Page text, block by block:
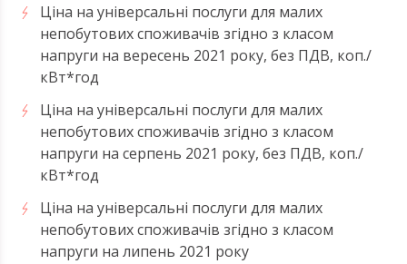
Ціна на універсальні послуги для малих
непобутових споживачів згідно з класом
напруги на вересень 2021 року, без ПДВ, коп./
кВт*год
Ціна на універсальні послуги для малих
непобутових споживачів згідно з класом
напруги на серпень 2021 року, без ПДВ, коп./
кВт*год
Ціна на універсальні послуги для малих
непобутових споживачів згідно з класом
напруги на липень 2021 року